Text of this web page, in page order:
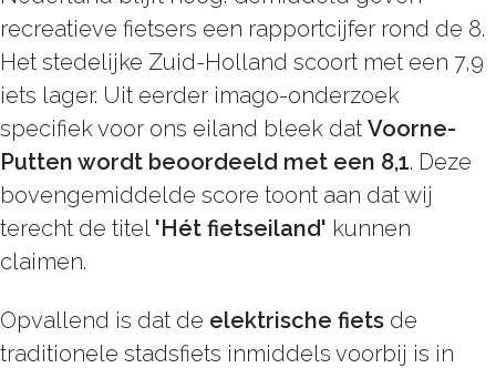
recreatieve fietsers een rapportcijfer rond de 8.
Het stedelijke Zuid-Holland scoort met een 7,9
iets lager. Uit eerder imago-onderzoek
specifiek voor ons eiland bleek dat Voorne-
Putten wordt beoordeeld met een 8,1. Deze
bovengemiddelde score toont aan dat wij
terecht de titel 'Hét fietseiland' kunnen
claimen.
Opvallend is dat de elektrische fiets de
traditionele stadsfiets inmiddels voorbij is in